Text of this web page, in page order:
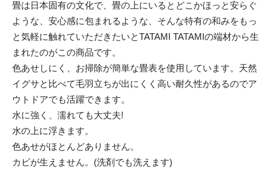
畳は日本固有の文化で、畳の上にいるとどこかほっと安らぐ
ような、安心感に包まれるような、そんな特有の和みをもっ
と気軽に触れていただきたいとTATAMI TATAMIの端材から生
まれたのがこの商品です。
色あせしにく、お掃除が簡単な畳表を使用しています。天然
イグサと比べて毛羽立ちが出にくく高い耐久性があるのでア
ウトドアでも活躍できます。
水に強く、濡れても大丈夫!
水の上に浮きます。
色あせがほとんどありません。
カビが生えません。(洗剤でも洗えます)